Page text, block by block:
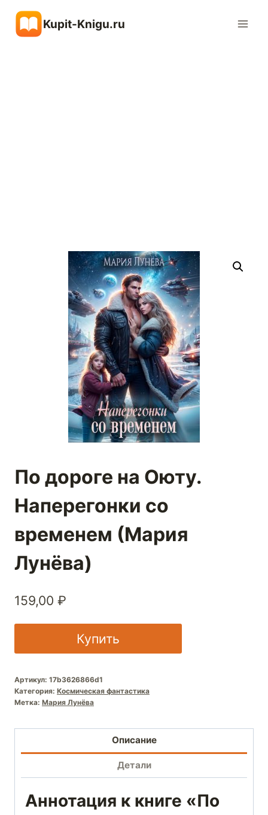
содержимому
Kupit-Knigu.ru
По дороге на Оюту.
Наперегонки со
временем (Мария
Лунёва)
159,00 ₽
Купить
Артикул: 17b3626866d1
Категория: Космическая фантастика
Метка: Мария Лунёва
Описание
Детали
Аннотация к книге «По